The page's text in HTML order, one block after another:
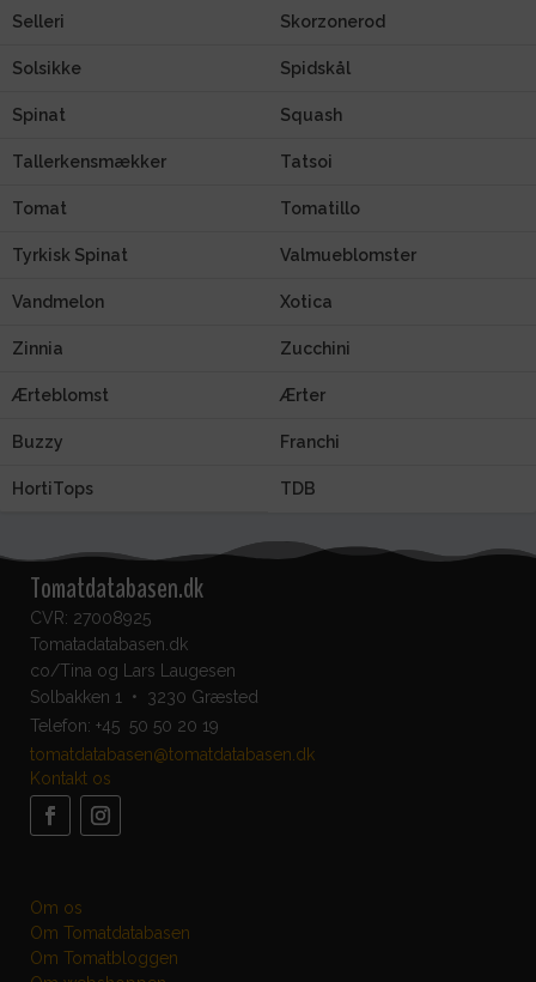
Selleri Skorzonerod
Solsikke Spidskål
Spinat Squash
Tallerkensmækker Tatsoi
Tomat Tomatillo
Tyrkisk Spinat Valmueblomster
Vandmelon Xotica
Zinnia Zucchini
Ærteblomst Ærter
Buzzy Franchi
HortiTops TDB
Tomatdatabasen.dk
CVR: 27008925
Tomatadatabasen.dk
co/Tina og Lars Laugesen
Solbakken 1 • 3230 Græsted
Telefon: +45 50 50 20 19
tomatdatabasen@tomatdatabasen.dk
Kontakt os
Om os
Om Tomatdatabasen
Om Tomatbloggen